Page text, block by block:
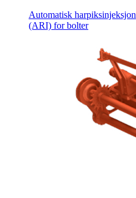
Automatisk harpiksinjeksjon
(ARI) for bolter